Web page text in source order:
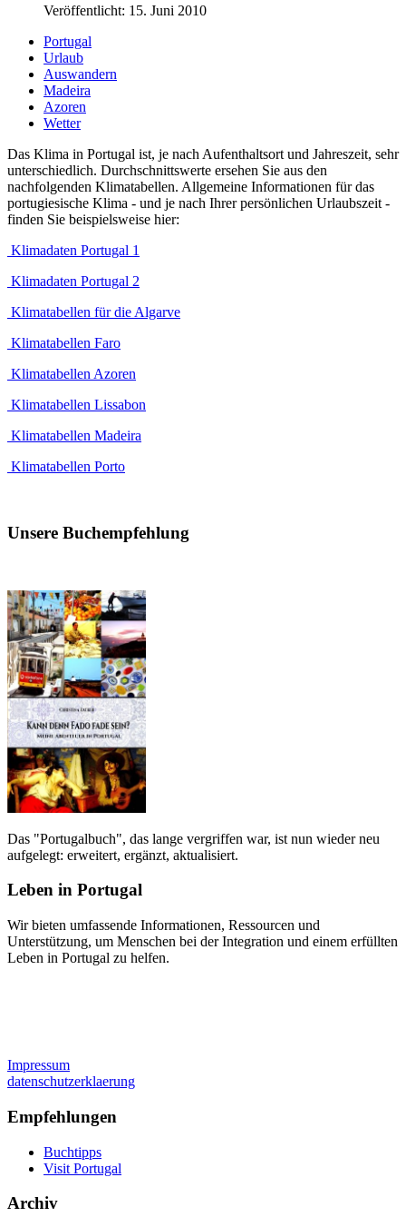
Veröffentlicht: 15. Juni 2010
Portugal
Urlaub
Auswandern
Madeira
Azoren
Wetter
Das Klima in Portugal ist, je nach Aufenthaltsort und Jahreszeit, sehr
unterschiedlich. Durchschnittswerte ersehen Sie aus den
nachfolgenden Klimatabellen. Allgemeine Informationen für das
portugiesische Klima - und je nach Ihrer persönlichen Urlaubszeit -
finden Sie beispielsweise hier:
Klimadaten Portugal 1
Klimadaten Portugal 2
Klimatabellen für die Algarve
Klimatabellen Faro
Klimatabellen Azoren
Klimatabellen Lissabon
Klimatabellen Madeira
Klimatabellen Porto
Unsere Buchempfehlung
Das "Portugalbuch", das lange vergriffen war, ist nun wieder neu
aufgelegt: erweitert, ergänzt, aktualisiert.
Leben in Portugal
Wir bieten umfassende Informationen, Ressourcen und
Unterstützung, um Menschen bei der Integration und einem erfüllten
Leben in Portugal zu helfen.
Impressum
datenschutzerklaerung
Empfehlungen
Buchtipps
Visit Portugal
Archiv